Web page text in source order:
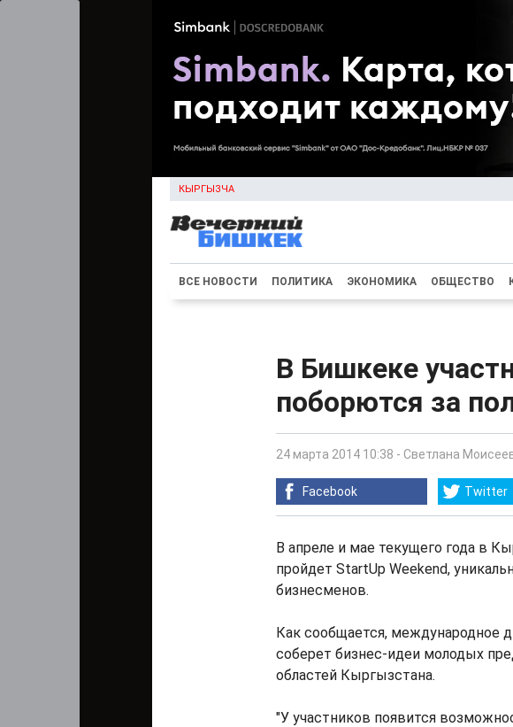
КЫРГЫЗЧА
ВСЕ НОВОСТИ ПОЛИТИКА ЭКОНОМИКА ОБЩЕСТВО
В Бишкеке
поборются за
24 марта 2014 10:38 - Светлана
Facebook Twitter
В апреле и мае текущего года в
пройдет StartUp Weekend,
бизнесменов.
Как сообщается, международное
соберет бизнес-идеи молодых
областей Кыргызстана.
"У участников появится